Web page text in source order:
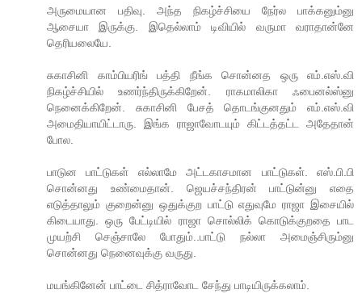
அருமையான பதிவு. அந்த நிகழ்ச்சியை நேர்ல பாக்கனும்னு
ஆசையா இருக்கு. இதெல்லாம் டிவியில் வருமா வராதான்னே
தெரியலையே.
சுகாசினி காம்பியரிங் பத்தி நீங்க சொன்னத ஒரு எம்.எஸ்.வி
நிகழ்ச்சியில் உணர்ந்திருக்கிறேன். ராகமாலிகா ஃபைனல்ஸ்னு
நெனைக்கிறேன். சுகாசினி பேசத் தொடங்குனதும் எம்.எஸ்.வி
அமைதியாயிட்டாரு. இங்க ராஜாவோடயும் கிட்டத்தட்ட அதேதான்
போல.
பாடுன பாட்டுகள் எல்லாமே அட்டகாசமான பாட்டுகள். எஸ்.பி.பி
சொன்னது உண்மைதான். ஜெயச்சந்திரன் பாட்டுன்னு எதை
எடுத்தாலும் குறைன்னு ஒதுக்குற பாட்டு எதுவுமே ராஜா இசையில்
கிடையாது. ஒரு பேட்டியில் ராஜா சொல்லிக் கொடுக்குறதை பாட
முயற்சி செஞ்சாலே போதும்..பாட்டு நல்லா அமைஞ்சிரும்னு
சொன்னது நெனைவுக்கு வருது.
மயங்கினேன் பாட்டை சித்ராவோட சேந்து பாடியிருக்கலாம்.